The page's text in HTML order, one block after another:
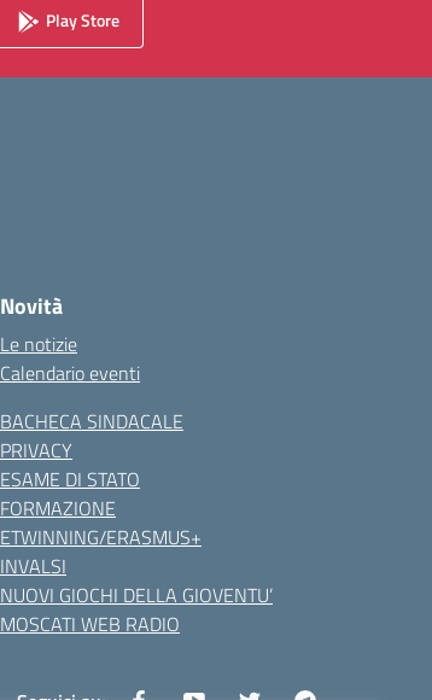
Play Store
Novità
Le notizie
Calendario eventi
BACHECA SINDACALE
PRIVACY
ESAME DI STATO
FORMAZIONE
ETWINNING/ERASMUS+
INVALSI
NUOVI GIOCHI DELLA GIOVENTU’
MOSCATI WEB RADIO